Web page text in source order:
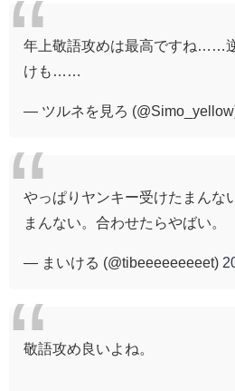
年上敬語攻めは最高ですね……
けも……
— ツルネを見ろ
やっぱりヤンキー受けたまんな
まんない。合わせたらやばい。
— まいける (@tibeeeeeeeeet)
敬語攻め良いよね。